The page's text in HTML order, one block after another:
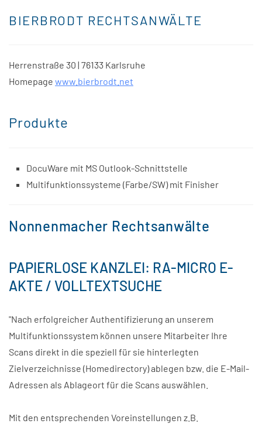
BIERBRODT RECHTSANWÄLTE
Herrenstraße 30 | 76133 Karlsruhe
Homepage www.bierbrodt.net
Produkte
DocuWare mit MS Outlook-Schnittstelle
Multifunktionssysteme (Farbe/SW) mit Finisher
Nonnenmacher Rechtsanwälte
PAPIERLOSE KANZLEI: RA-MICRO E-
AKTE / VOLLTEXTSUCHE
"Nach erfolgreicher Authentifizierung an unserem
Multifunktionssystem können unsere Mitarbeiter Ihre
Scans direkt in die speziell für sie hinterlegten
Zielverzeichnisse (Homedirectory) ablegen bzw. die E-Mail-
Adressen als Ablageort für die Scans auswählen.
Mit den entsprechenden Voreinstellungen z.B.